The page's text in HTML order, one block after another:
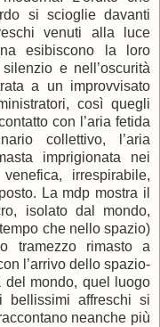
si scioglie davanti
venuti alla luce
esibiscono la loro
e nell’oscurità
a un improvvisato
così quegli
con l’aria fetida
collettivo, l’aria
imprigionata nei
irrespirabile,
La mdp mostra il
isolato dal mondo,
che nello spazio)
tramezzo rimasto a
l’arrivo dello spazio-
del mondo, quel luogo
bellissimi affreschi si
neanche più